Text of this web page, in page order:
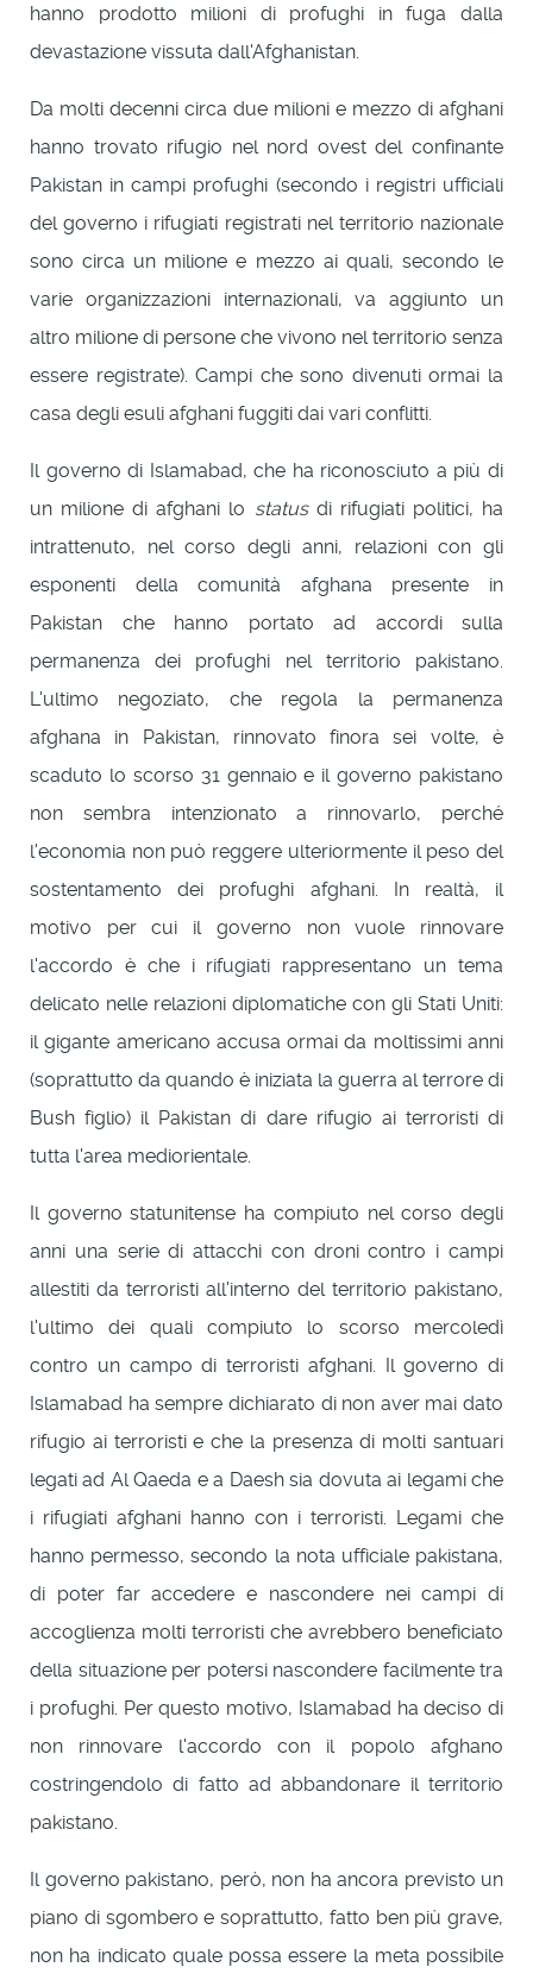
hanno prodotto milioni di profughi in fuga dalla
devastazione vissuta dall'Afghanistan.
Da molti decenni circa due milioni e mezzo di afghani
hanno trovato rifugio nel nord ovest del confinante
Pakistan in campi profughi (secondo i registri ufficiali
del governo i rifugiati registrati nel territorio nazionale
sono circa un milione e mezzo ai quali, secondo le
varie organizzazioni internazionali, va aggiunto un
altro milione di persone che vivono nel territorio senza
essere registrate). Campi che sono divenuti ormai la
casa degli esuli afghani fuggiti dai vari conflitti.
Il governo di Islamabad, che ha riconosciuto a più di
un milione di afghani lo statusdi rifugiati politici, ha
intrattenuto, nel corso degli anni, relazioni con gli
esponenti della comunità afghana presente in
Pakistan che hanno portato ad accordi sulla
permanenza dei profughi nel territorio pakistano.
L'ultimo negoziato, che regola la permanenza
afghana in Pakistan, rinnovato finora sei volte, è
scaduto lo scorso 31 gennaio e il governo pakistano
non sembra intenzionato a rinnovarlo, perché
l'economia non può reggere ulteriormente il peso del
sostentamento dei profughi afghani. In realtà, il
motivo per cui il governo non vuole rinnovare
l'accordo è che i rifugiati rappresentano un tema
delicato nelle relazioni diplomatiche con gli Stati Uniti:
il gigante americano accusa ormai da moltissimi anni
(soprattutto da quando è iniziata la guerra al terrore di
Bush figlio) il Pakistan di dare rifugio ai terroristi di
tutta l'area mediorientale.
Il governo statunitense ha compiuto nel corso degli
anni una serie di attacchi con droni contro i campi
allestiti da terroristi all'interno del territorio pakistano,
l'ultimo dei quali compiuto lo scorso mercoledì
contro un campo di terroristi afghani. Il governo di
Islamabad ha sempre dichiarato di non aver mai dato
rifugio ai terroristi e che la presenza di molti santuari
legati ad Al Qaeda e a Daesh sia dovuta ai legami che
i rifugiati afghani hanno con i terroristi. Legami che
hanno permesso, secondo la nota ufficiale pakistana,
di poter far accedere e nascondere nei campi di
accoglienza molti terroristi che avrebbero beneficiato
della situazione per potersi nascondere facilmente tra
i profughi. Per questo motivo, Islamabad ha deciso di
non rinnovare l'accordo con il popolo afghano
costringendolo di fatto ad abbandonare il territorio
pakistano.
Il governo pakistano, però, non ha ancora previsto un
piano di sgombero e soprattutto, fatto ben più grave,
non ha indicato quale possa essere la meta possibile